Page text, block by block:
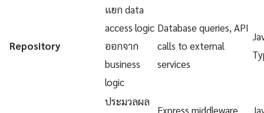
Repository
แยก data
access logic
ออกจาก
business
logic
Database queries, API
calls to external
services
ประมวลผล
Express middleware,